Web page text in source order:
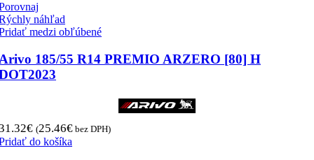
náhľad
medzi obľúbené
185/55 R14 PREMIO ARZERO [80] H
€ (25.46€ bez DPH)
do košíka